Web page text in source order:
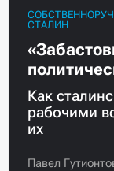
СТАЛИН
Как
рабочими
их
Павел